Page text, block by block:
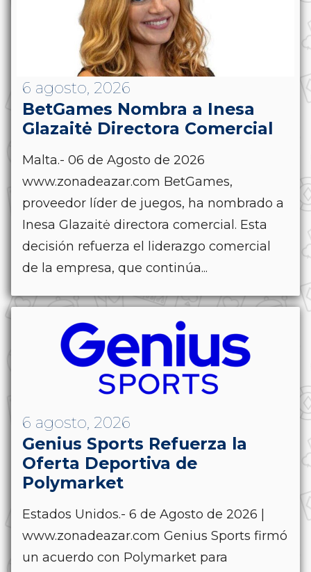
6 agosto, 2026
BetGames Nombra a Inesa
Glazaitė Directora Comercial
Malta.- 06 de Agosto de 2026
www.zonadeazar.com BetGames,
proveedor líder de juegos, ha nombrado a
Inesa Glazaitė directora comercial. Esta
decisión refuerza el liderazgo comercial
de la empresa, que continúa...
6 agosto, 2026
Genius Sports Refuerza la
Oferta Deportiva de
Polymarket
Estados Unidos.- 6 de Agosto de 2026 |
www.zonadeazar.com Genius Sports firmó
un acuerdo con Polymarket para